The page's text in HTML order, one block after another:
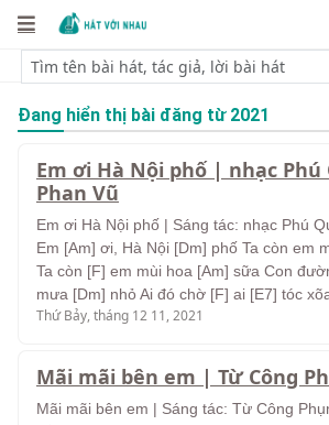
Đang hiển thị bài đăng từ 2021
Em ơi Hà Nội phố | nhạc
Phan Vũ
Em ơi Hà Nội phố | Sáng tác: nhạc Phú
Em [Am] ơi, Hà Nội [Dm] phố Ta còn em
Ta còn [F] em mùi hoa [Am] sữa Con
mưa [Dm] nhỏ Ai đó chờ [F] ai [E7] tóc
Thứ Bảy, tháng 12 11, 2021
Mãi mãi bên em | Từ Công
Mãi mãi bên em | Sáng tác: Từ Công